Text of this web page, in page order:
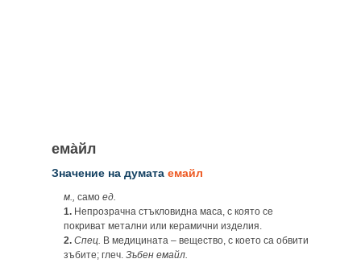
ема̀йл
Значение на думата емайл
м., само ед.
1. Непрозрачна стъкловидна маса, с която се
покриват метални или керамични изделия.
2. Спец. В медицината – вещество, с което са обвити
зъбите; глеч. Зъбен емайл.